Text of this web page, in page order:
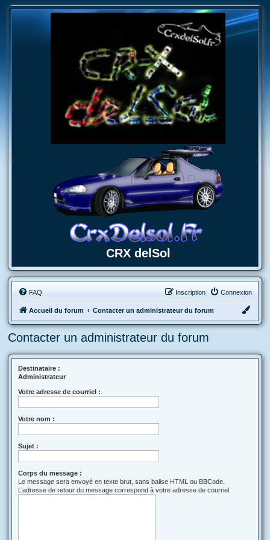
CRX delSol
FAQ Connexion
Inscription
Accueil du forum Contacter un administrateur du forum
Contacter un administrateur du forum
Destinataire :
Administrateur
Votre adresse de courriel :
Votre nom :
Sujet :
Corps du message :
Le message sera envoyé en texte brut, sans balise HTML ou BBCode.
L’adresse de retour du message correspond à votre adresse de courriel.